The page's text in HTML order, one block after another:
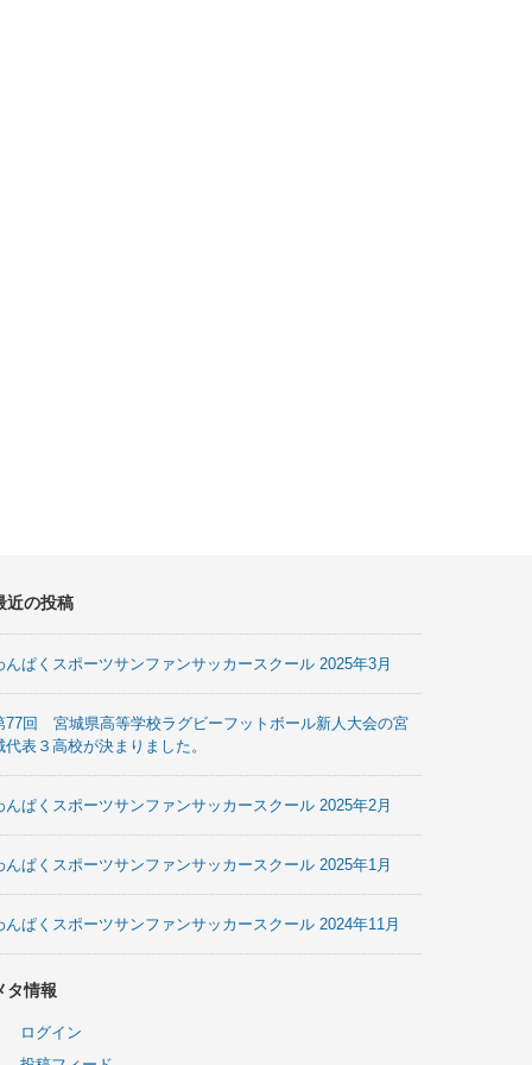
近の投稿
んぱくスポーツサンファンサッカースクール 2025年3月
77回 宮城県高等学校ラグビーフットボール新人大会の宮
代表３高校が決まりました。
んぱくスポーツサンファンサッカースクール 2025年2月
んぱくスポーツサンファンサッカースクール 2025年1月
んぱくスポーツサンファンサッカースクール 2024年11月
タ情報
ログイン